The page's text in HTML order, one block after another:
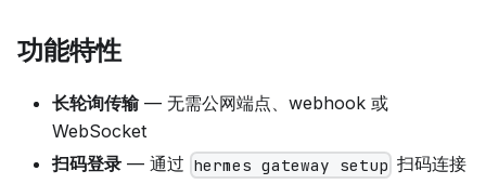
功能特性
长轮询传输— 无需公网端点、webhook 或
WebSocket
扫码登录 — 通过 hermes gateway setup 扫码连接